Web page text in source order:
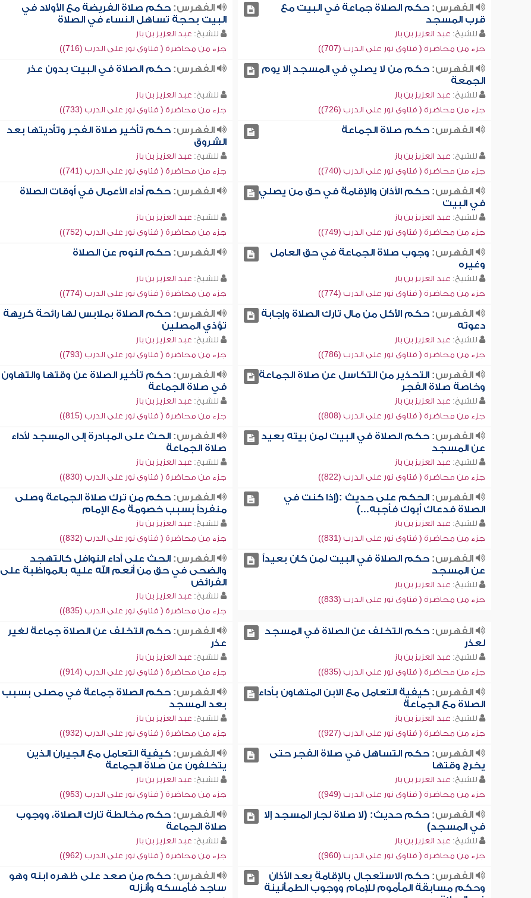
الفهرس:حكم الصلاة جماعة في البيت مع
قرب المسجد
للشيخ: عبد العزيز بن باز
جزء من محاضرة ( فتاوى نور على الدرب (707))
الفهرس: حكم صلاة الفريضة مع الأولاد في
البيت بحجة تساهل النساء في الصلاة
للشيخ: عبد العزيز بن باز
جزء من محاضرة ( فتاوى نور على الدرب (716))
الفهرس:حكم من لا يصلي في المسجد إلا يوم
الجمعة
للشيخ: عبد العزيز بن باز
جزء من محاضرة ( فتاوى نور على الدرب (726))
الفهرس: حكم الصلاة في البيت بدون عذر
للشيخ: عبد العزيز بن باز
جزء من محاضرة ( فتاوى نور على الدرب (733))
الفهرس:حكم صلاة الجماعة
للشيخ: عبد العزيز بن باز
جزء من محاضرة ( فتاوى نور على الدرب (740))
الفهرس: حكم تأخير صلاة الفجر وتأديتها بعد
الشروق
للشيخ: عبد العزيز بن باز
جزء من محاضرة ( فتاوى نور على الدرب (741))
الفهرس:حكم الأذان والإقامة في حق من يصلي
في البيت
للشيخ: عبد العزيز بن باز
جزء من محاضرة ( فتاوى نور على الدرب (749))
الفهرس: حكم أداء الأعمال في أوقات الصلاة
للشيخ: عبد العزيز بن باز
جزء من محاضرة ( فتاوى نور على الدرب (752))
الفهرس: وجوب صلاة الجماعة في حق العامل
وغيره
للشيخ: عبد العزيز بن باز
جزء من محاضرة ( فتاوى نور على الدرب (774))
الفهرس: حكم النوم عن الصلاة
للشيخ: عبد العزيز بن باز
جزء من محاضرة ( فتاوى نور على الدرب (774))
الفهرس:حكم الأكل من مال تارك الصلاة وإجابة
دعوته
للشيخ: عبد العزيز بن باز
جزء من محاضرة ( فتاوى نور على الدرب (786))
الفهرس: حكم الصلاة بملابس لها رائحة كريهة
تؤذي المصلين
للشيخ: عبد العزيز بن باز
جزء من محاضرة ( فتاوى نور على الدرب (793))
الفهرس:التحذير من التكاسل عن صلاة الجماعة
وخاصة صلاة الفجر
للشيخ: عبد العزيز بن باز
جزء من محاضرة ( فتاوى نور على الدرب (808))
الفهرس: حكم تأخير الصلاة عن وقتها والتهاون
في صلاة الجماعة
للشيخ: عبد العزيز بن باز
جزء من محاضرة ( فتاوى نور على الدرب (815))
الفهرس:حكم الصلاة في البيت لمن بيته بعيد
عن المسجد
للشيخ: عبد العزيز بن باز
جزء من محاضرة ( فتاوى نور على الدرب (822))
الفهرس: الحث على المبادرة إلى المسجد لأداء
صلاة الجماعة
للشيخ: عبد العزيز بن باز
جزء من محاضرة ( فتاوى نور على الدرب (830))
الفهرس:الحكم على حديث :(إذا كنت في
الصلاة فدعاك أبوك فأجبه...)
للشيخ: عبد العزيز بن باز
جزء من محاضرة ( فتاوى نور على الدرب (831))
الفهرس: حكم من ترك صلاة الجماعة وصلى
منفرداً بسبب خصومة مع الإمام
للشيخ: عبد العزيز بن باز
جزء من محاضرة ( فتاوى نور على الدرب (832))
الفهرس:حكم الصلاة في البيت لمن كان بعيداً
عن المسجد
للشيخ: عبد العزيز بن باز
جزء من محاضرة ( فتاوى نور على الدرب (833))
الفهرس: الحث على أداء النوافل كالتهجد
والضحى في حق من أنعم الله عليه بالمواظبة على
الفرائض
للشيخ: عبد العزيز بن باز
جزء من محاضرة ( فتاوى نور على الدرب (835))
الفهرس:حكم التخلف عن الصلاة في المسجد
لعذر
للشيخ: عبد العزيز بن باز
جزء من محاضرة ( فتاوى نور على الدرب (835))
الفهرس: حكم التخلف عن الصلاة جماعة لغير
عذر
للشيخ: عبد العزيز بن باز
جزء من محاضرة ( فتاوى نور على الدرب (914))
الفهرس:كيفية التعامل مع الابن المتهاون بأداء
الصلاة مع الجماعة
للشيخ: عبد العزيز بن باز
جزء من محاضرة ( فتاوى نور على الدرب (927))
الفهرس: حكم الصلاة جماعة في مصلى بسبب
بعد المسجد
للشيخ: عبد العزيز بن باز
جزء من محاضرة ( فتاوى نور على الدرب (932))
الفهرس:حكم التساهل في صلاة الفجر حتى
يخرج وقتها
للشيخ: عبد العزيز بن باز
جزء من محاضرة ( فتاوى نور على الدرب (949))
الفهرس: كيفية التعامل مع الجيران الذين
يتخلفون عن صلاة الجماعة
للشيخ: عبد العزيز بن باز
جزء من محاضرة ( فتاوى نور على الدرب (953))
الفهرس:حكم حديث: (لا صلاة لجار المسجد إلا
في المسجد)
للشيخ: عبد العزيز بن باز
جزء من محاضرة ( فتاوى نور على الدرب (960))
الفهرس: حكم مخالطة تارك الصلاة، ووجوب
صلاة الجماعة
للشيخ: عبد العزيز بن باز
جزء من محاضرة ( فتاوى نور على الدرب (962))
الفهرس:حكم الاستعجال بالإقامة بعد الأذان
وحكم مسابقة المأموم للإمام ووجوب الطمأنينة
الفهرس: حكم من صعد على ظهره ابنه وهو
ساجد فأمسكه وأنزله